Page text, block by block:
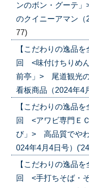
ンのボン・グーテ
のクイニーアマン（
77)
【こだわりの逸品
回 <味付けちりめ
前亭」> 尾道観光
看板商品（2024年4
【こだわりの逸品
回 <アワビ専門Ｅ
び」> 高品質でや
024年4月4日号）
【こだわりの逸品
回 <手打ちそば・そ